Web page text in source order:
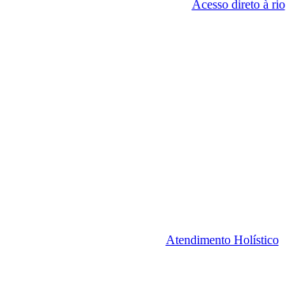
Acesso direto à rio
Atendimento Holístico